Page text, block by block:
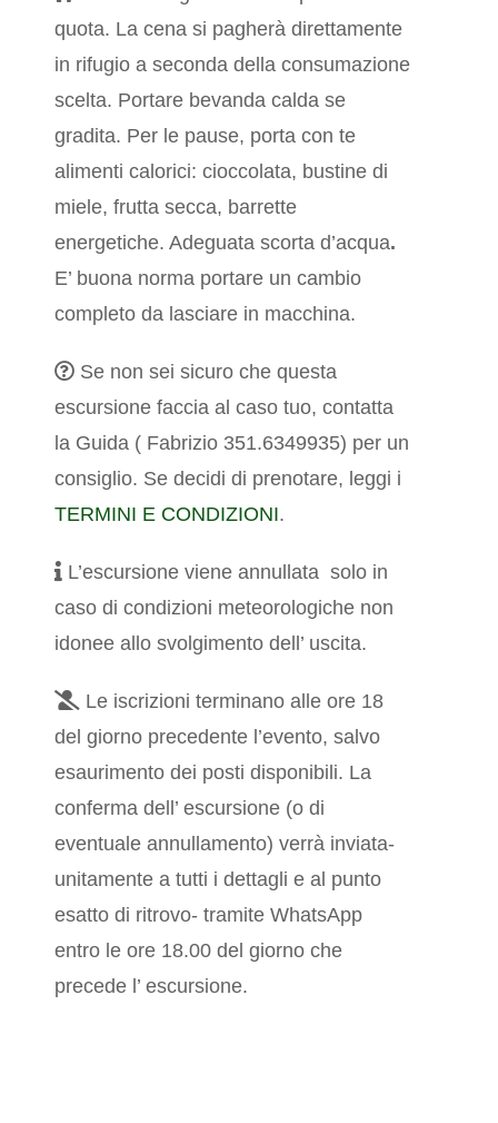
quota. La cena si pagherà direttamente
in rifugio a seconda della consumazione
scelta. Portare bevanda calda se
gradita. Per le pause, porta con te
alimenti calorici: cioccolata, bustine di
miele, frutta secca, barrette
energetiche. Adeguata scorta d’acqua.
E’ buona norma portare un cambio
completo da lasciare in macchina.
Se non sei sicuro che questa
escursione faccia al caso tuo, contatta
la Guida ( Fabrizio 351.6349935) per un
consiglio. Se decidi di prenotare, leggi i
TERMINI E CONDIZIONI.
L’escursione viene annullata solo in
caso di condizioni meteorologiche non
idonee allo svolgimento dell’ uscita.
Le iscrizioni terminano alle ore 18
del giorno precedente l’evento, salvo
esaurimento dei posti disponibili. La
conferma dell’ escursione (o di
eventuale annullamento) verrà inviata-
unitamente a tutti i dettagli e al punto
esatto di ritrovo- tramite WhatsApp
entro le ore 18.00 del giorno che
precede l’ escursione.